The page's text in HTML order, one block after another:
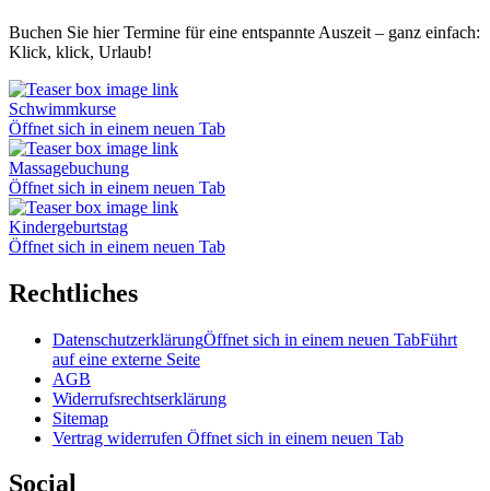
Buchen Sie hier Termine für eine entspannte Auszeit – ganz einfach:
Klick, klick, Urlaub!
Schwimmkurse
Öffnet sich in einem neuen Tab
Massagebuchung
Öffnet sich in einem neuen Tab
Kindergeburtstag
Öffnet sich in einem neuen Tab
Rechtliches
DatenschutzerklärungÖffnet sich in einem neuen TabFührt
auf eine externe Seite
AGB
Widerrufsrechtserklärung
Sitemap
Vertrag widerrufen Öffnet sich in einem neuen Tab
Social